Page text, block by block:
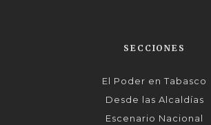
SECCIONES
El Poder en Tabasco
Desde las Alcaldías
Escenario Nacional